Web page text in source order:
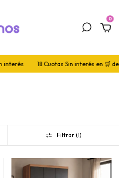
0
18 Cuotas Sin interés en 🛒 de 500.000+
Filtrar (1)